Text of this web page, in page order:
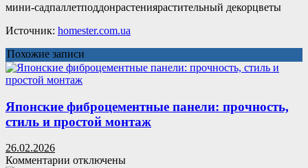
мини-садпаллетподдонрастениярастительный декорцветы
Источник: homester.com.ua
Похожие записи
Японские фиброцементные панели: прочность,
стиль и простой монтаж
26.02.2026
Комментарии котключены